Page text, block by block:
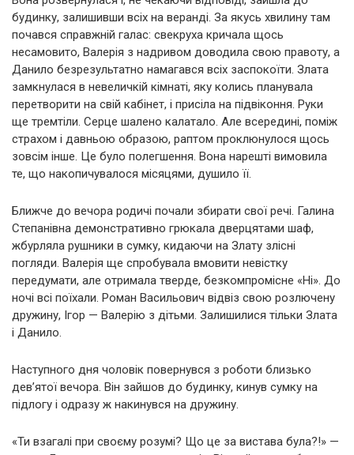
будинку, залишивши всіх на веранді. За якусь хвилину там
почався справжній галас: свекруха кричала щось
несамовито, Валерія з надривом доводила свою правоту, а
Данило безрезультатно намагався всіх заспокоїти. Злата
замкнулася в невеличкій кімнаті, яку колись планувала
перетворити на свій кабінет, і присіла на підвіконня. Руки
ще тремтіли. Серце шалено калатало. Але всередині, поміж
страхом і давньою образою, раптом проклюнулося щось
зовсім інше. Це було полегшення. Вона нарешті вимовила
те, що накопичувалося місяцями, душило її.
Ближче до вечора родичі почали збирати свої речі. Галина
Степанівна демонстративно грюкала дверцятами шаф,
жбурляла рушники в сумку, кидаючи на Злату злісні
погляди. Валерія ще спробувала вмовити невістку
передумати, але отримала тверде, безкомпромісне «Ні». До
ночі всі поїхали. Роман Васильович відвіз свою розлючену
дружину, Ігор — Валерію з дітьми. Залишилися тільки Злата
і Данило.
Наступного дня чоловік повернувся з роботи близько
дев’ятої вечора. Він зайшов до будинку, кинув сумку на
підлогу і одразу ж накинувся на дружину.
«Ти взагалі при своєму розумі? Що це за вистава була?!» —